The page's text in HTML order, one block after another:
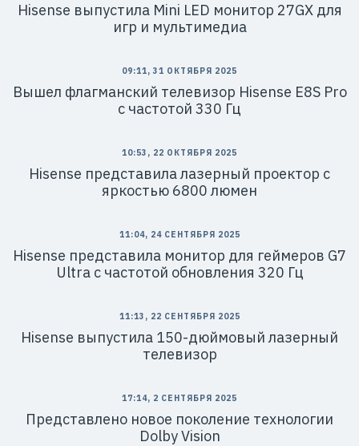
Hisense выпустила Mini LED монитор 27GX для
игр и мультимедиа
09:11, 31 ОКТЯБРЯ 2025
Вышел флагманский телевизор Hisense E8S Pro
с частотой 330 Гц
10:53, 22 ОКТЯБРЯ 2025
Hisense представила лазерный проектор с
яркостью 6800 люмен
11:04, 24 СЕНТЯБРЯ 2025
Hisense представила монитор для геймеров G7
Ultra с частотой обновления 320 Гц
11:13, 22 СЕНТЯБРЯ 2025
Hisense выпустила 150-дюймовый лазерный
телевизор
17:14, 2 СЕНТЯБРЯ 2025
Представлено новое поколение технологии
Dolby Vision